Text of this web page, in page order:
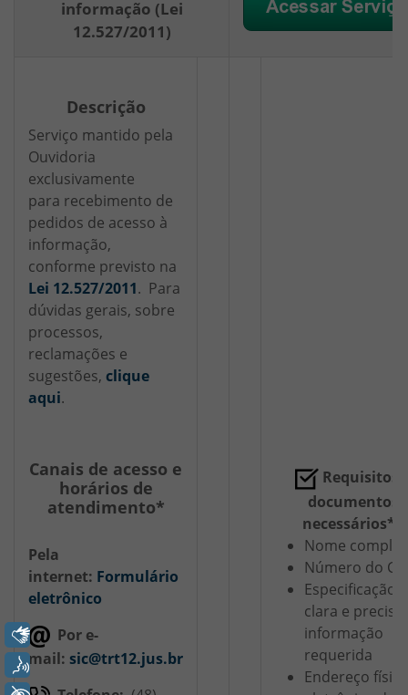
informação (Lei
12.527/2011)
Descrição
Serviço mantido pela
Ouvidoria
exclusivamente
para recebimento de
pedidos de acesso à
informação,
conforme previsto na
Lei 12.527/2011. Para
dúvidas gerais, sobre
processos,
reclamações e
sugestões, clique
aqui.
Canais de acesso e
horários de
atendimento*
Pela
internet: Formulário
eletrônico
Por e-
mail: sic@trt12.jus.br
Requisitos
documentos
necessários**
Nome
Número do
Especificação
clara e precisa
informação
requerida
Endereço
Libras
Voz